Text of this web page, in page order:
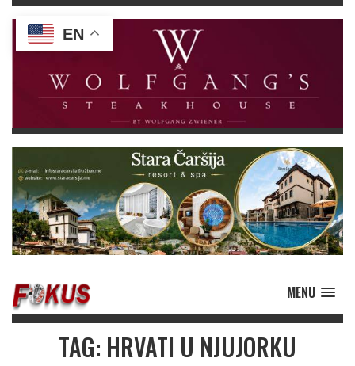
MENU
TAG: HRVATI U NJUJORKU
EN